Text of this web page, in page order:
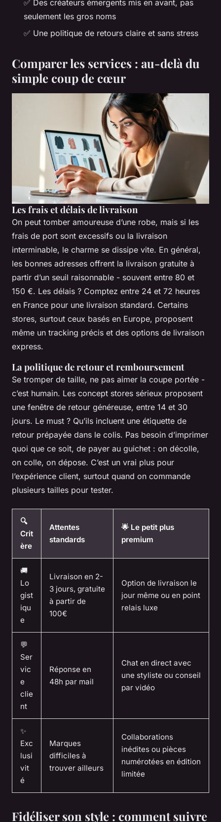
✅ Des créateurs émergents mis en avant, pas
seulement les gros noms
✅ Une politique de retours claire et sans stress
Comparer les services : au-delà du
simple coup de cœur
Les frais et délais de livraison
On peut tomber amoureuse d’une robe, mais si les
frais de port sont excessifs ou la livraison
interminable, le charme se dissipe vite. En général,
les bonnes adresses offrent la livraison gratuite à
partir d’un seuil raisonnable - souvent entre 80 et
150 €. Les délais ? Comptez entre 24 et 72 heures
en France pour une livraison standard. Certains
stores, surtout ceux basés en Europe, proposent
même un tracking précis et des options de livraison
express.
La politique de retour et remboursement
Se tromper de taille, ne pas aimer la coupe portée -
c’est humain. Les concept stores sérieux proposent
une fenêtre de retour généreuse, entre 14 et 30
jours. Le must ? Qu’ils incluent une étiquette de
retour prépayée dans le colis. Pas besoin d’imprimer
quoi que ce soit, de payer au guichet : on décolle,
on colle, on dépose. C’est un vrai plus pour
l’expérience client, surtout quand on commande
plusieurs tailles pour tester.
🔍
Crit
ère
Attentes
standards
🌟 Le petit plus
premium
🚚
Lo
gist
iqu
e
Livraison en 2-
3 jours, gratuite
à partir de
100€
Option de livraison le
jour même ou en point
relais luxe
💬
Ser
vic
e
clie
nt
Réponse en
48h par mail
Chat en direct avec
une styliste ou conseil
par vidéo
✨
Exc
lusi
vit
é
Marques
difficiles à
trouver ailleurs
Collaborations
inédites ou pièces
numérotées en édition
limitée
Fidéliser son style : comment suivre